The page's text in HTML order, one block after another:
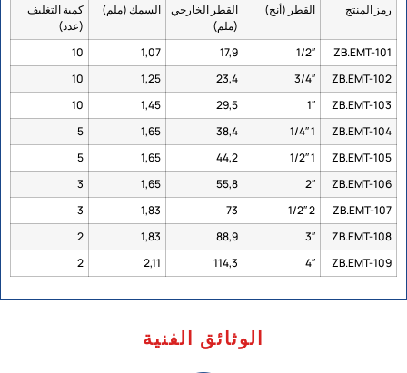
رمز المنتج القطر (أنج)
القطر الخارجي
(ملم)
السمك (ملم)
كمية التغليف
(عدد)
ZB.EMT-101
1/2″
17,9
1,07
10
ZB.EMT-102
3/4″
23,4
1,25
10
ZB.EMT-103
1″
29,5
1,45
10
ZB.EMT-104
1 1/4″
38,4
1,65
5
ZB.EMT-105
1 1/2″
44,2
1,65
5
ZB.EMT-106
2″
55,8
1,65
3
ZB.EMT-107
2 1/2″
73
1,83
3
ZB.EMT-108
3″
88,9
1,83
2
ZB.EMT-109
4″
114,3
2,11
2
الوثائق الفنية